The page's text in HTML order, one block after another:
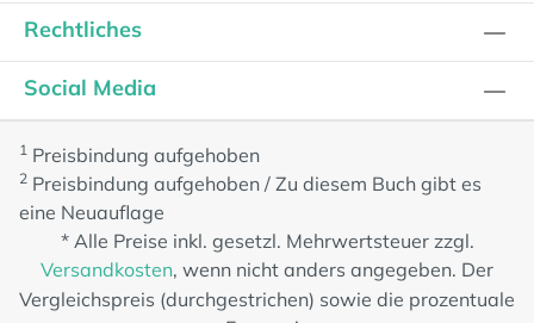
Rechtliches
Social Media
1 Preisbindung aufgehoben
2 Preisbindung aufgehoben / Zu diesem Buch gibt es
eine Neuauflage
* Alle Preise inkl. gesetzl. Mehrwertsteuer zzgl.
Versandkosten, wenn nicht anders angegeben. Der
Vergleichspreis (durchgestrichen) sowie die prozentuale